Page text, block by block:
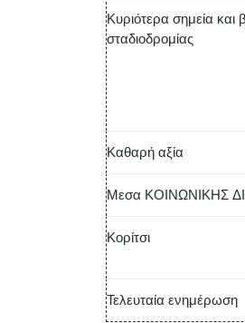
Κυριότερα σημεία και
σταδιοδρομίας
Καθαρή αξία
Μεσα ΚΟΙΝΩΝΙΚΗΣ
Κορίτσι
Τελευταία ενημέρωση